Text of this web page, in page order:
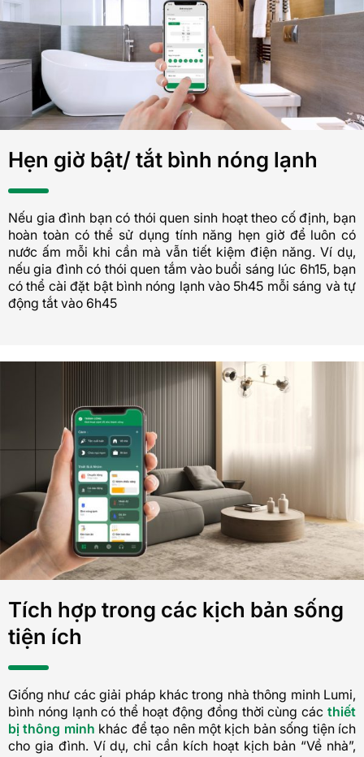
Hẹn giờ bật/ tắt bình nóng lạnh
Nếu gia đình bạn có thói quen sinh hoạt theo cố định, bạn
hoàn toàn có thể sử dụng tính năng hẹn giờ để luôn có
nước ấm mỗi khi cần mà vẫn tiết kiệm điện năng. Ví dụ,
nếu gia đình có thói quen tắm vào buổi sáng lúc 6h15, bạn
có thể cài đặt bật bình nóng lạnh vào 5h45 mỗi sáng và tự
động tắt vào 6h45
Tích hợp trong các kịch bản sống
tiện ích
Giống như các giải pháp khác trong nhà thông minh Lumi,
bình nóng lạnh có thể hoạt động đồng thời cùng các thiết
bị thông minh khác để tạo nên một kịch bản sống tiện ích
cho gia đình. Ví dụ, chỉ cần kích hoạt kịch bản “Về nhà”,